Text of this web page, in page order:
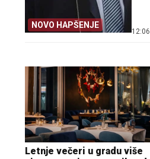
NOVO HAPŠENJE
12:06
Letnje večeri u gradu više